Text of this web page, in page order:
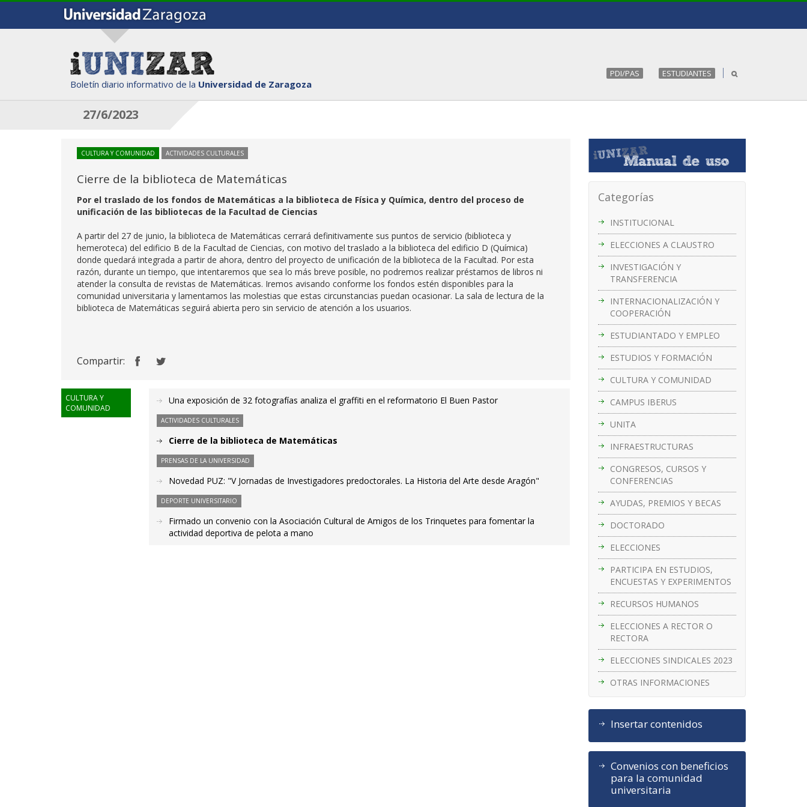
Boletín diario informativo de la Universidad de Zaragoza
PDI/PAS ESTUDIANTES
27/6/2023
Categorías
INSTITUCIONAL
ELECCIONES A CLAUSTRO
INVESTIGACIÓN Y
TRANSFERENCIA
INTERNACIONALIZACIÓN Y
COOPERACIÓN
ESTUDIANTADO Y EMPLEO
ESTUDIOS Y FORMACIÓN
CULTURA Y COMUNIDAD
CAMPUS IBERUS
UNITA
INFRAESTRUCTURAS
CONGRESOS, CURSOS Y
CONFERENCIAS
AYUDAS, PREMIOS Y BECAS
DOCTORADO
ELECCIONES
PARTICIPA EN ESTUDIOS,
ENCUESTAS Y EXPERIMENTOS
RECURSOS HUMANOS
ELECCIONES A RECTOR O
RECTORA
ELECCIONES SINDICALES 2023
OTRAS INFORMACIONES
Insertar contenidos
Convenios con beneficios
para la comunidad
universitaria
CULTURA Y COMUNIDAD ACTIVIDADES CULTURALES
Cierre de la biblioteca de Matemáticas
Por el traslado de los fondos de Matemáticas a la biblioteca de Física y Química, dentro del proceso de
unificación de las bibliotecas de la Facultad de Ciencias
A partir del 27 de junio, la biblioteca de Matemáticas cerrará definitivamente sus puntos de servicio (biblioteca y
hemeroteca) del edificio B de la Facultad de Ciencias, con motivo del traslado a la biblioteca del edificio D (Química)
donde quedará integrada a partir de ahora, dentro del proyecto de unificación de la biblioteca de la Facultad. Por esta
razón, durante un tiempo, que intentaremos que sea lo más breve posible, no podremos realizar préstamos de libros ni
atender la consulta de revistas de Matemáticas. Iremos avisando conforme los fondos estén disponibles para la
comunidad universitaria y lamentamos las molestias que estas circunstancias puedan ocasionar. La sala de lectura de la
biblioteca de Matemáticas seguirá abierta pero sin servicio de atención a los usuarios.
Compartir:
CULTURA Y
COMUNIDAD
Una exposición de 32 fotografías analiza el graffiti en el reformatorio El Buen Pastor
ACTIVIDADES CULTURALES
Cierre de la biblioteca de Matemáticas
PRENSAS DE LA UNIVERSIDAD
Novedad PUZ: "V Jornadas de Investigadores predoctorales. La Historia del Arte desde Aragón"
DEPORTE UNIVERSITARIO
Firmado un convenio con la Asociación Cultural de Amigos de los Trinquetes para fomentar la
actividad deportiva de pelota a mano